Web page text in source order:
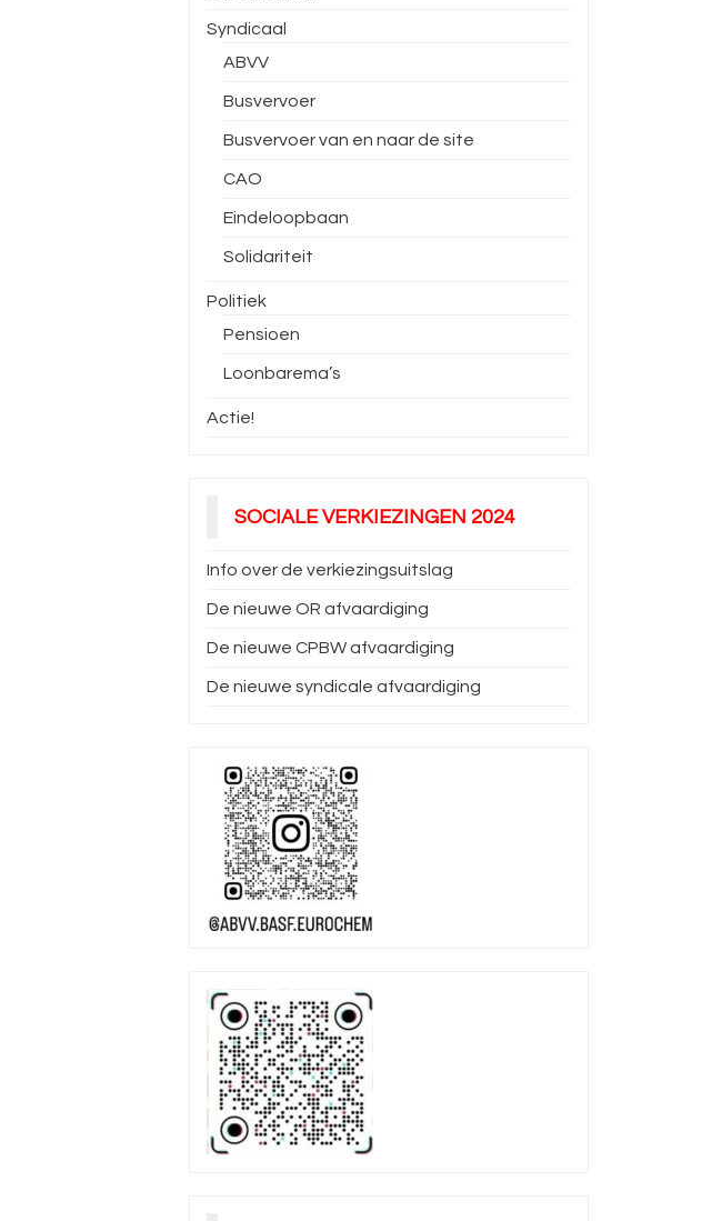
Syndicaal
ABVV
Busvervoer
Busvervoer van en naar de site
CAO
Eindeloopbaan
Solidariteit
Politiek
Pensioen
Loonbarema’s
Actie!
SOCIALE VERKIEZINGEN 2024
Info over de verkiezingsuitslag
De nieuwe OR afvaardiging
De nieuwe CPBW afvaardiging
De nieuwe syndicale afvaardiging